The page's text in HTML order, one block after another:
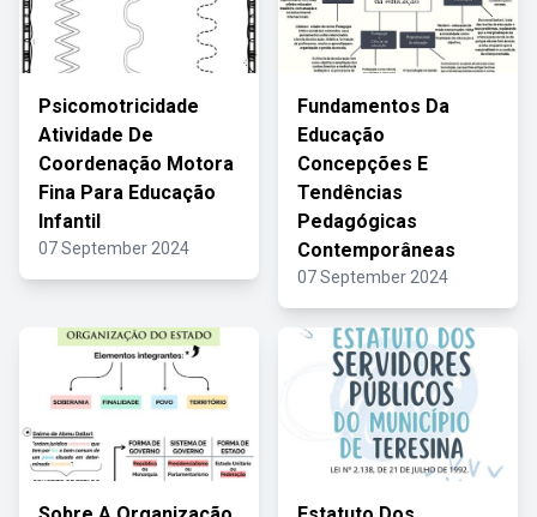
Psicomotricidade
Atividade De
Coordenação Motora
Fina Para Educação
Infantil
07 September 2024
Fundamentos Da
Educação
Concepções E
Tendências
Pedagógicas
Contemporâneas
07 September 2024